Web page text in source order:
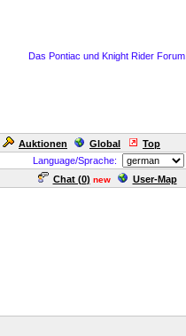
Das Pontiac und Knight Rider Forum.
Auktionen Global Top
Language/Sprache:
Chat (0) new User-Map